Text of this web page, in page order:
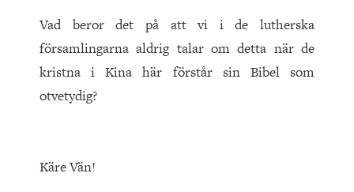
Vad beror det på att vi i de lutherska
församlingarna aldrig talar om detta när de
kristna i Kina här förstår sin Bibel som
otvetydig?
Käre Vän!